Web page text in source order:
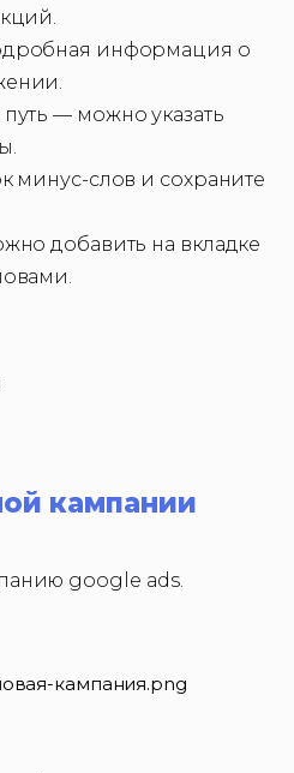
информация о
— можно указать
минус-слов и сохраните
добавить на вкладке
кампании
google ads.